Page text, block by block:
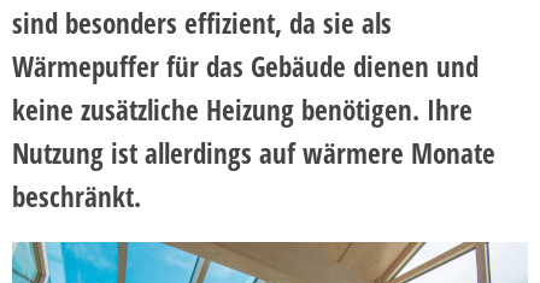
sind besonders effizient, da sie als
Wärmepuffer für das Gebäude dienen und
keine zusätzliche Heizung benötigen. Ihre
Nutzung ist allerdings auf wärmere Monate
beschränkt.